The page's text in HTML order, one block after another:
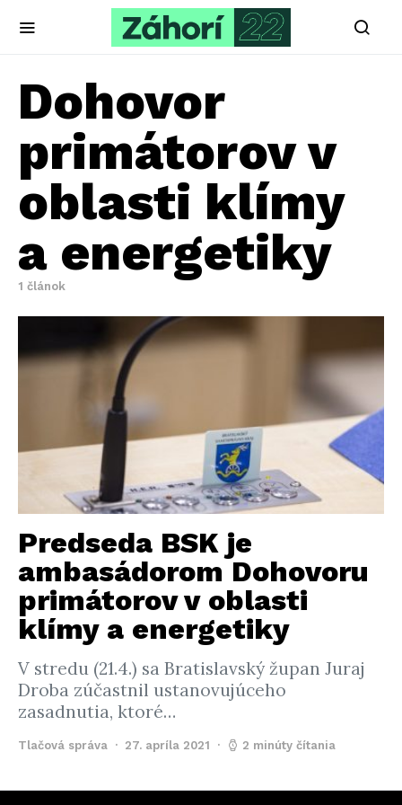
Dohovor
primátorov v
oblasti klímy
a energetiky
1 článok
Predseda BSK je
ambasádorom Dohovoru
primátorov v oblasti
klímy a energetiky
V stredu (21.4.) sa Bratislavský župan Juraj
Droba zúčastnil ustanovujúceho
zasadnutia, ktoré…
Tlačová správa 27. apríla 2021 2 minúty čítania